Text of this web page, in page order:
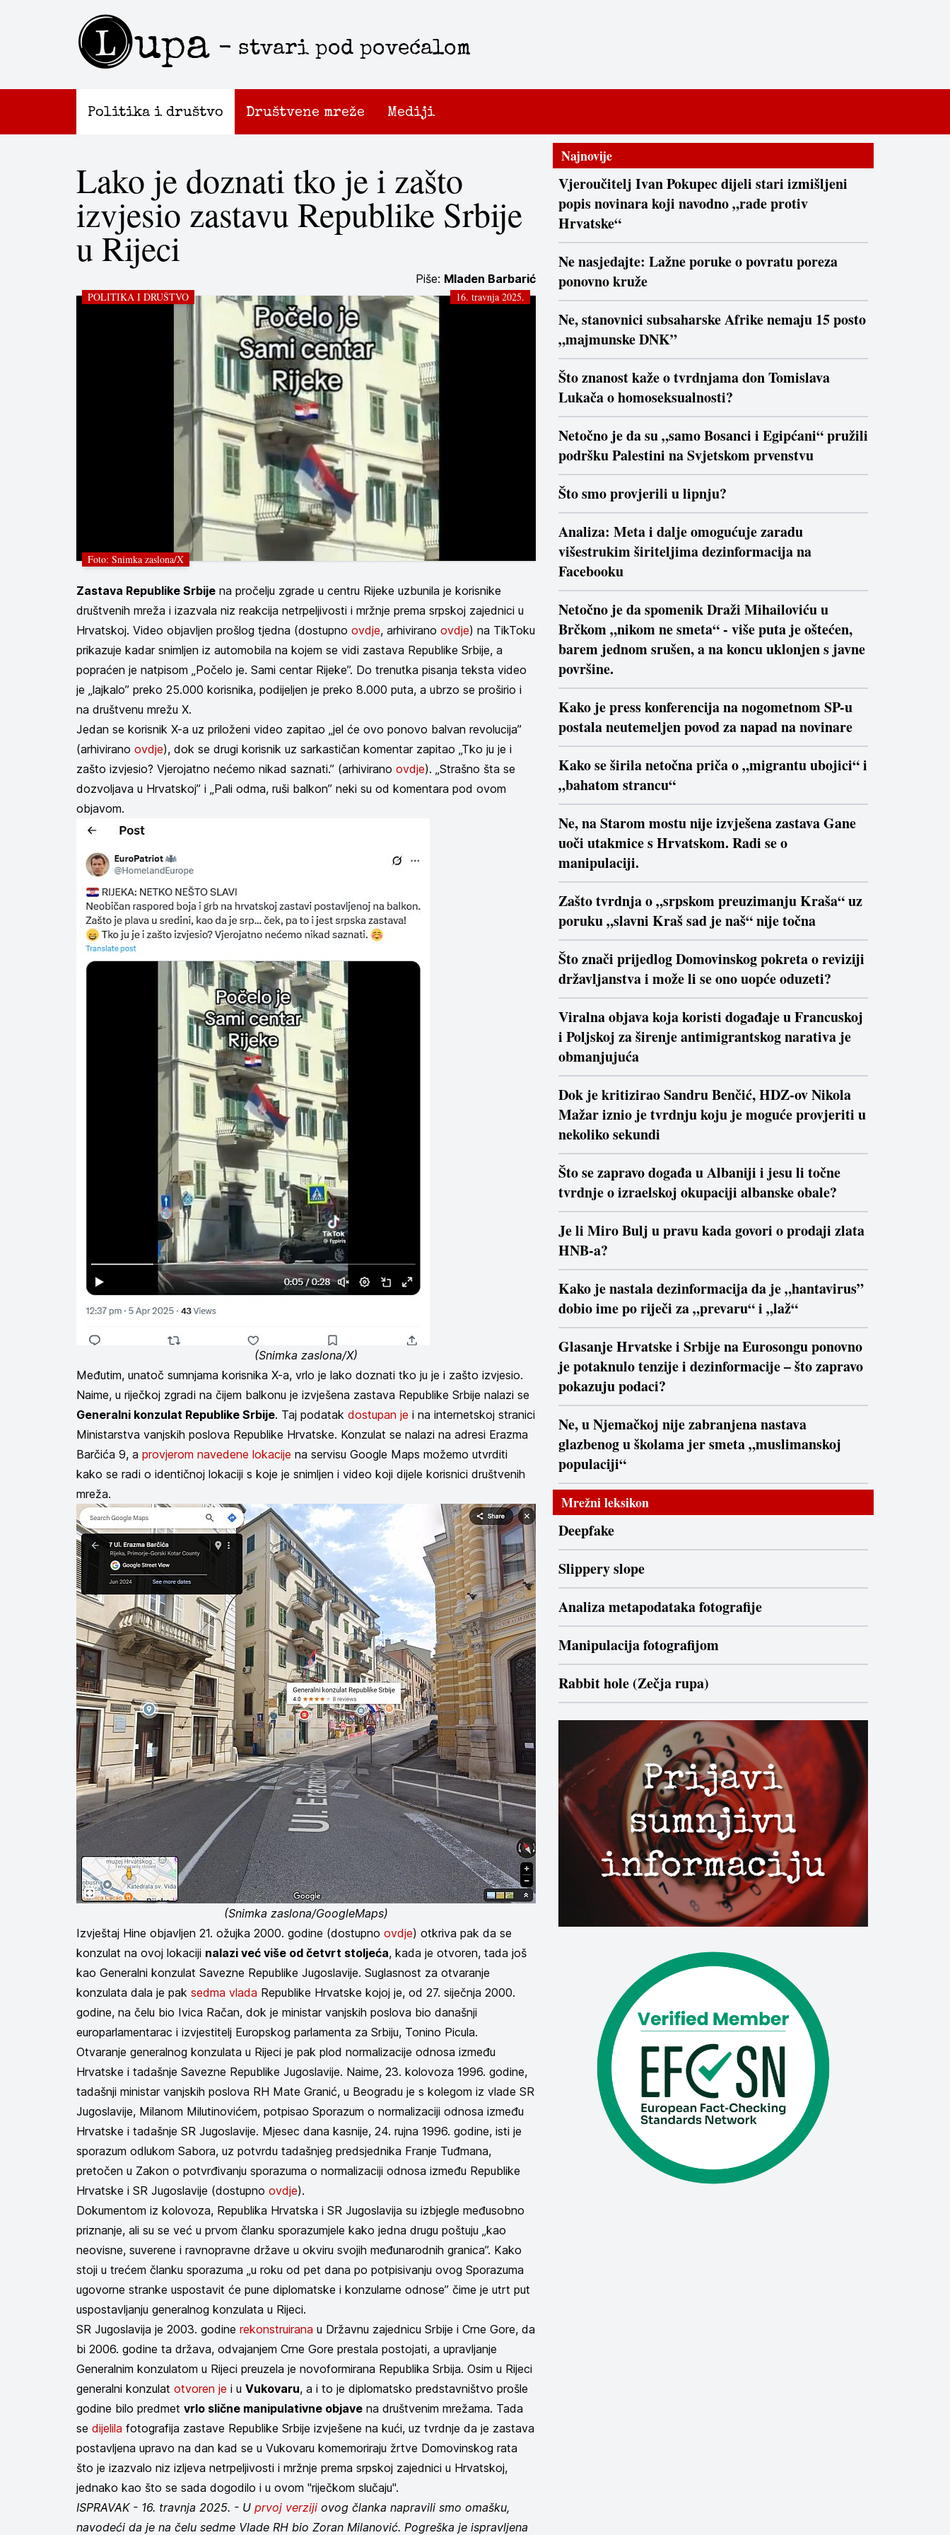
Lupa - stvari pod povećalom
Politika i društvo Društvene mreže Mediji
Lako je doznati tko je i zašto
izvjesio zastavu Republike Srbije
u Rijeci
Piše: Mladen Barbarić
POLITIKA I DRUŠTVO 16. travnja 2025.
Foto: Snimka zaslona/X
Zastava Republike Srbije na pročelju zgrade u centru Rijeke uzbunila je korisnike
društvenih mreža i izazvala niz reakcija netrpeljivosti i mržnje prema srpskoj zajednici u
Hrvatskoj. Video objavljen prošlog tjedna (dostupno ovdje, arhivirano ovdje) na TikToku
prikazuje kadar snimljen iz automobila na kojem se vidi zastava Republike Srbije, a
popraćen je natpisom „Počelo je. Sami centar Rijeke”. Do trenutka pisanja teksta video
je „lajkalo” preko 25.000 korisnika, podijeljen je preko 8.000 puta, a ubrzo se proširio i
na društvenu mrežu X.
Jedan se korisnik X-a uz priloženi video zapitao „jel će ovo ponovo balvan revolucija”
(arhivirano ovdje), dok se drugi korisnik uz sarkastičan komentar zapitao „Tko ju je i
zašto izvjesio? Vjerojatno nećemo nikad saznati.” (arhivirano ovdje). „Strašno šta se
dozvoljava u Hrvatskoj” i „Pali odma, ruši balkon” neki su od komentara pod ovom
objavom.
(Snimka zaslona/X)
Međutim, unatoč sumnjama korisnika X-a, vrlo je lako doznati tko ju je i zašto izvjesio.
Naime, u riječkoj zgradi na čijem balkonu je izvješena zastava Republike Srbije nalazi se
Generalni konzulat Republike Srbije. Taj podatak dostupan je i na internetskoj stranici
Ministarstva vanjskih poslova Republike Hrvatske. Konzulat se nalazi na adresi Erazma
Barčića 9, a provjerom navedene lokacije na servisu Google Maps možemo utvrditi
kako se radi o identičnoj lokaciji s koje je snimljen i video koji dijele korisnici društvenih
mreža.
(Snimka zaslona/GoogleMaps)
Izvještaj Hine objavljen 21. ožujka 2000. godine (dostupno ovdje) otkriva pak da se
konzulat na ovoj lokaciji nalazi već više od četvrt stoljeća, kada je otvoren, tada još
kao Generalni konzulat Savezne Republike Jugoslavije. Suglasnost za otvaranje
konzulata dala je pak sedma vlada Republike Hrvatske kojoj je, od 27. siječnja 2000.
godine, na čelu bio Ivica Račan, dok je ministar vanjskih poslova bio današnji
europarlamentarac i izvjestitelj Europskog parlamenta za Srbiju, Tonino Picula.
Otvaranje generalnog konzulata u Rijeci je pak plod normalizacije odnosa između
Hrvatske i tadašnje Savezne Republike Jugoslavije. Naime, 23. kolovoza 1996. godine,
tadašnji ministar vanjskih poslova RH Mate Granić, u Beogradu je s kolegom iz vlade SR
Jugoslavije, Milanom Milutinovićem, potpisao Sporazum o normalizaciji odnosa između
Hrvatske i tadašnje SR Jugoslavije. Mjesec dana kasnije, 24. rujna 1996. godine, isti je
sporazum odlukom Sabora, uz potvrdu tadašnjeg predsjednika Franje Tuđmana,
pretočen u Zakon o potvrđivanju sporazuma o normalizaciji odnosa između Republike
Hrvatske i SR Jugoslavije (dostupno ovdje).
Dokumentom iz kolovoza, Republika Hrvatska i SR Jugoslavija su izbjegle međusobno
priznanje, ali su se već u prvom članku sporazumjele kako jedna drugu poštuju „kao
neovisne, suverene i ravnopravne države u okviru svojih međunarodnih granica”. Kako
stoji u trećem članku sporazuma „u roku od pet dana po potpisivanju ovog Sporazuma
ugovorne stranke uspostavit će pune diplomatske i konzularne odnose” čime je utrt put
uspostavljanju generalnog konzulata u Rijeci.
SR Jugoslavija je 2003. godine rekonstruirana u Državnu zajednicu Srbije i Crne Gore, da
bi 2006. godine ta država, odvajanjem Crne Gore prestala postojati, a upravljanje
Generalnim konzulatom u Rijeci preuzela je novoformirana Republika Srbija. Osim u Rijeci
generalni konzulat otvoren je i u Vukovaru, a i to je diplomatsko predstavništvo prošle
godine bilo predmet vrlo slične manipulativne objave na društvenim mrežama. Tada
se dijelila fotografija zastave Republike Srbije izvješene na kući, uz tvrdnje da je zastava
postavljena upravo na dan kad se u Vukovaru komemoriraju žrtve Domovinskog rata
što je izazvalo niz izljeva netrpeljivosti i mržnje prema srpskoj zajednici u Hrvatskoj,
jednako kao što se sada dogodilo i u ovom "riječkom slučaju".
ISPRAVAK - 16. travnja 2025. - U prvoj verziji ovog članka napravili smo omašku,
navodeći da je na čelu sedme Vlade RH bio Zoran Milanović. Pogreška je ispravljena
Najnovije
Vjeroučitelj Ivan Pokupec dijeli stari izmišljeni
popis novinara koji navodno „rade protiv
Hrvatske“
Ne nasjedajte: Lažne poruke o povratu poreza
ponovno kruže
Ne, stanovnici subsaharske Afrike nemaju 15 posto
„majmunske DNK”
Što znanost kaže o tvrdnjama don Tomislava
Lukača o homoseksualnosti?
Netočno je da su „samo Bosanci i Egipćani“ pružili
podršku Palestini na Svjetskom prvenstvu
Što smo provjerili u lipnju?
Analiza: Meta i dalje omogućuje zaradu
višestrukim širiteljima dezinformacija na
Facebooku
Netočno je da spomenik Draži Mihailoviću u
Brčkom „nikom ne smeta“ - više puta je oštećen,
barem jednom srušen, a na koncu uklonjen s javne
površine.
Kako je press konferencija na nogometnom SP-u
postala neutemeljen povod za napad na novinare
Kako se širila netočna priča o „migrantu ubojici“ i
„bahatom strancu“
Ne, na Starom mostu nije izvješena zastava Gane
uoči utakmice s Hrvatskom. Radi se o
manipulaciji.
Zašto tvrdnja o „srpskom preuzimanju Kraša“ uz
poruku „slavni Kraš sad je naš“ nije točna
Što znači prijedlog Domovinskog pokreta o reviziji
državljanstva i može li se ono uopće oduzeti?
Viralna objava koja koristi događaje u Francuskoj
i Poljskoj za širenje antimigrantskog narativa je
obmanjujuća
Dok je kritizirao Sandru Benčić, HDZ-ov Nikola
Mažar iznio je tvrdnju koju je moguće provjeriti u
nekoliko sekundi
Što se zapravo događa u Albaniji i jesu li točne
tvrdnje o izraelskoj okupaciji albanske obale?
Je li Miro Bulj u pravu kada govori o prodaji zlata
HNB-a?
Kako je nastala dezinformacija da je „hantavirus”
dobio ime po riječi za „prevaru“ i „laž“
Glasanje Hrvatske i Srbije na Eurosongu ponovno
je potaknulo tenzije i dezinformacije – što zapravo
pokazuju podaci?
Ne, u Njemačkoj nije zabranjena nastava
glazbenog u školama jer smeta „muslimanskoj
populaciji“
Mrežni leksikon
Deepfake
Slippery slope
Analiza metapodataka fotografije
Manipulacija fotografijom
Rabbit hole (Zečja rupa)